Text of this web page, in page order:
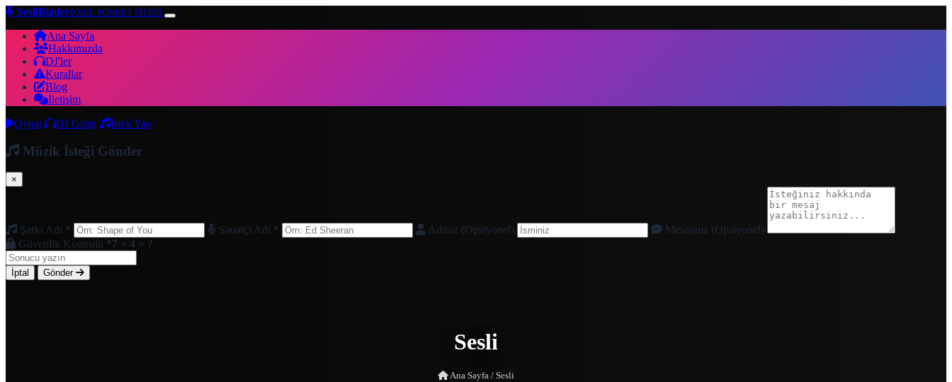
SesliBizdeMOBİL SOHBET SİTESİ
Ana Sayfa
Hakkımızda
DJ'ler
Kurallar
Blog
İletişim
Oynat
DJ Girişi İstek Yap
Müzik İsteği Gönder
×
Şarkı Adı * Sanatçı Adı * Adınız (Opsiyonel)
Mesajınız (Opsiyonel)
Güvenlik Kontrolü *7 × 4 = ?
İptal Gönder
Sesli
Ana Sayfa / Sesli